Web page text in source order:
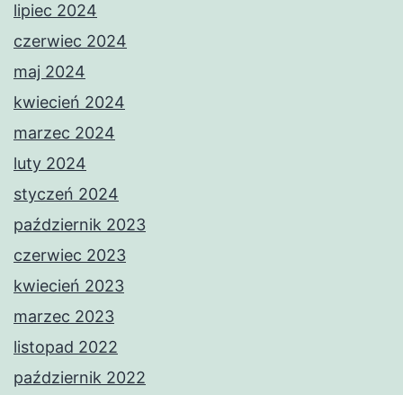
lipiec 2024
czerwiec 2024
maj 2024
kwiecień 2024
marzec 2024
luty 2024
styczeń 2024
październik 2023
czerwiec 2023
kwiecień 2023
marzec 2023
listopad 2022
październik 2022